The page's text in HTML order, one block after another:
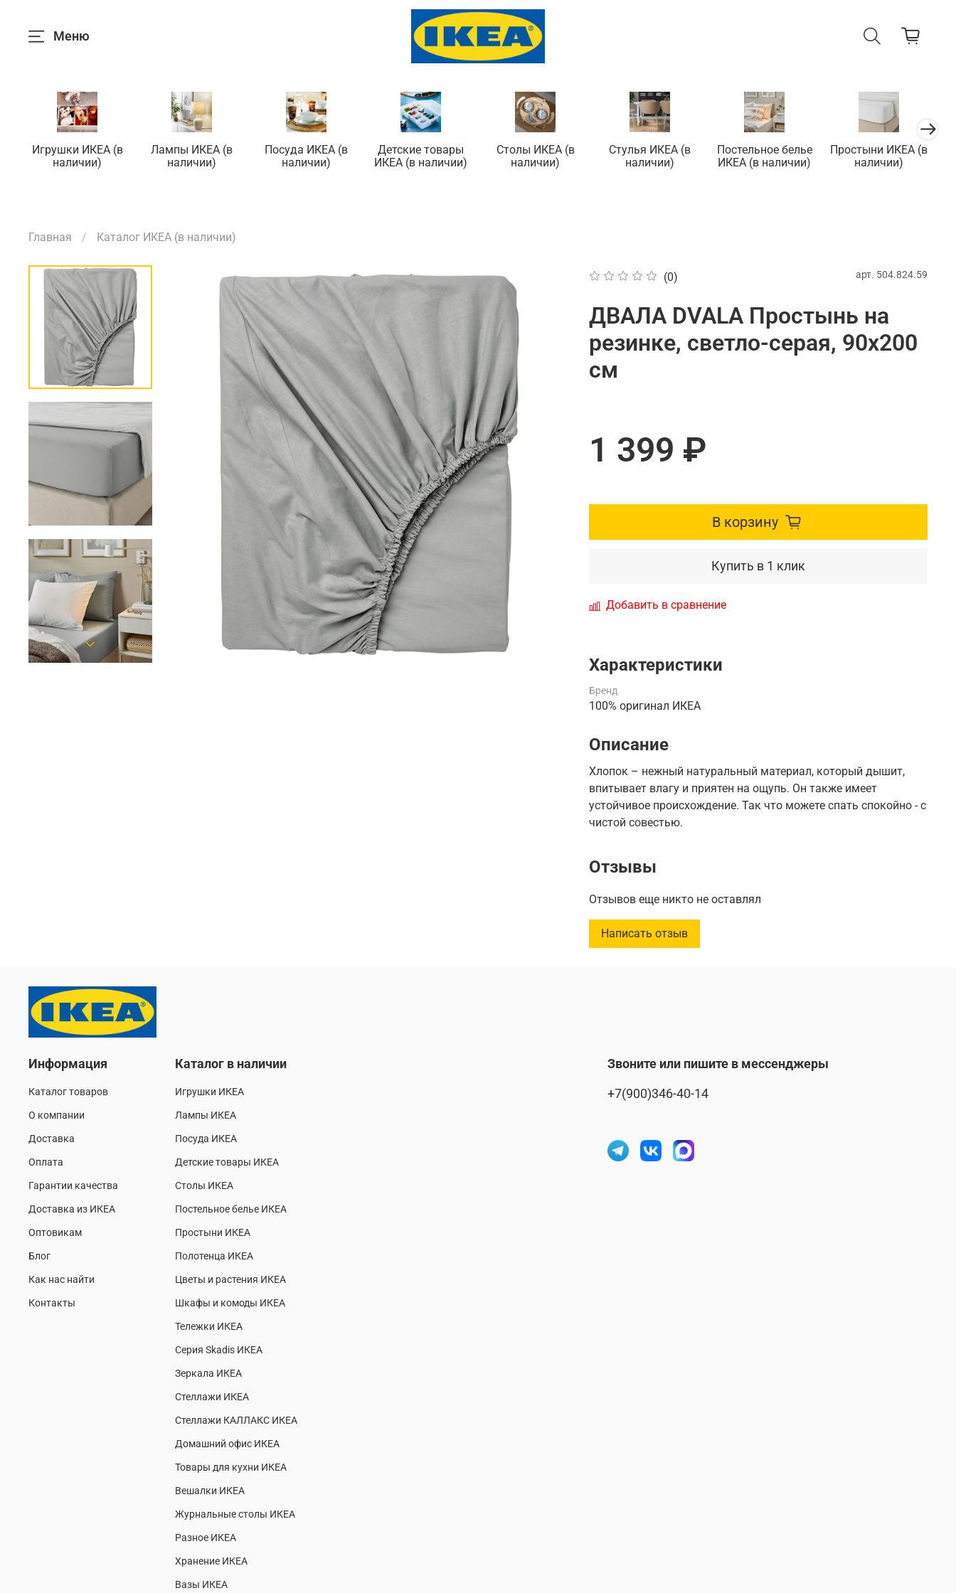
Меню
Игрушки ИКЕА (в
наличии)
Лампы ИКЕА (в
наличии)
Посуда ИКЕА (в
наличии)
Детские товары
ИКЕА (в наличии)
Столы ИКЕА (в
наличии)
Стулья ИКЕА (в
наличии)
Постельное белье
ИКЕА (в наличии)
Простыни ИКЕА (в
наличии)
Главная Каталог ИКЕА (в наличии)
(0) арт. 504.824.59
ДВАЛА DVALA Простынь на
резинке, светло-серая, 90x200
см
1 399 ₽
В корзину
Купить в 1 клик
Добавить в сравнение
Характеристики
Бренд
100% оригинал ИКЕА
Описание
Хлопок – нежный натуральный материал, который дышит,
впитывает влагу и приятен на ощупь. Он также имеет
устойчивое происхождение.Так что можете спать спокойно - с
чистой совестью.
Отзывы
Отзывов еще никто не оставлял
Написать отзыв
Информация
Каталог товаров
О компании
Доставка
Оплата
Гарантии качества
Доставка из ИКЕА
Оптовикам
Блог
Как нас найти
Контакты
Каталог в наличии
Игрушки ИКЕА
Лампы ИКЕА
Посуда ИКЕА
Детские товары ИКЕА
Столы ИКЕА
Постельное белье ИКЕА
Простыни ИКЕА
Полотенца ИКЕА
Цветы и растения ИКЕА
Шкафы и комоды ИКЕА
Тележки ИКЕА
Серия Skadis ИКЕА
Зеркала ИКЕА
Стеллажи ИКЕА
Стеллажи КАЛЛАКС ИКЕА
Домашний офис ИКЕА
Товары для кухни ИКЕА
Вешалки ИКЕА
Журнальные столы ИКЕА
Разное ИКЕА
Хранение ИКЕА
Вазы ИКЕА
Звоните или пишите в мессенджеры
+7(900)346-40-14